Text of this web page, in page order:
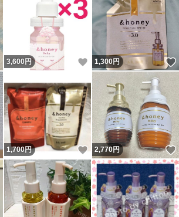
いいね！
3,600 円 いいね！
1,300円
いいね！
1,700円 いいね！
2,770円